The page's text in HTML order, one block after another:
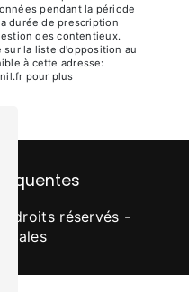
pendant la période
durée de prescription
des contentieux.
sur la liste d'opposition au
à cette adresse:
pour plus
droits réservés -